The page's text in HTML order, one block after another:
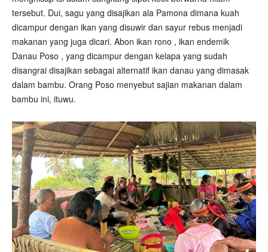
tersebut. Dui, sagu yang disajikan ala Pamona dimana kuah
dicampur dengan ikan yang disuwir dan sayur rebus menjadi
makanan yang juga dicari. Abon ikan rono , ikan endemik
Danau Poso , yang dicampur dengan kelapa yang sudah
disangrai disajikan sebagai alternatif ikan danau yang dimasak
dalam bambu. Orang Poso menyebut sajian makanan dalam
bambu ini, ituwu.